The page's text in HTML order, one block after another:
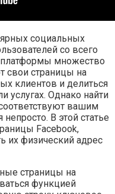
социальных
со всего
платформы множество
свои страницы на
клиентов и делиться
услугах. Однако найти
вашим
В этой статье
Facebook,
их физический адрес
страницы на
функцией